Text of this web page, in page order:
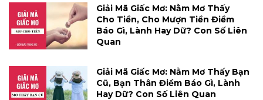
Giải Mã Giấc Mơ: Nằm Mơ Thấy
Cho Tiền, Cho Mượn Tiền Điềm
Báo Gì, Lành Hay Dữ? Con Số Liên
Quan
Giải Mã Giấc Mơ: Nằm Mơ Thấy Bạn
Cũ, Bạn Thân Điềm Báo Gì, Lành
Hay Dữ? Con Số Liên Quan